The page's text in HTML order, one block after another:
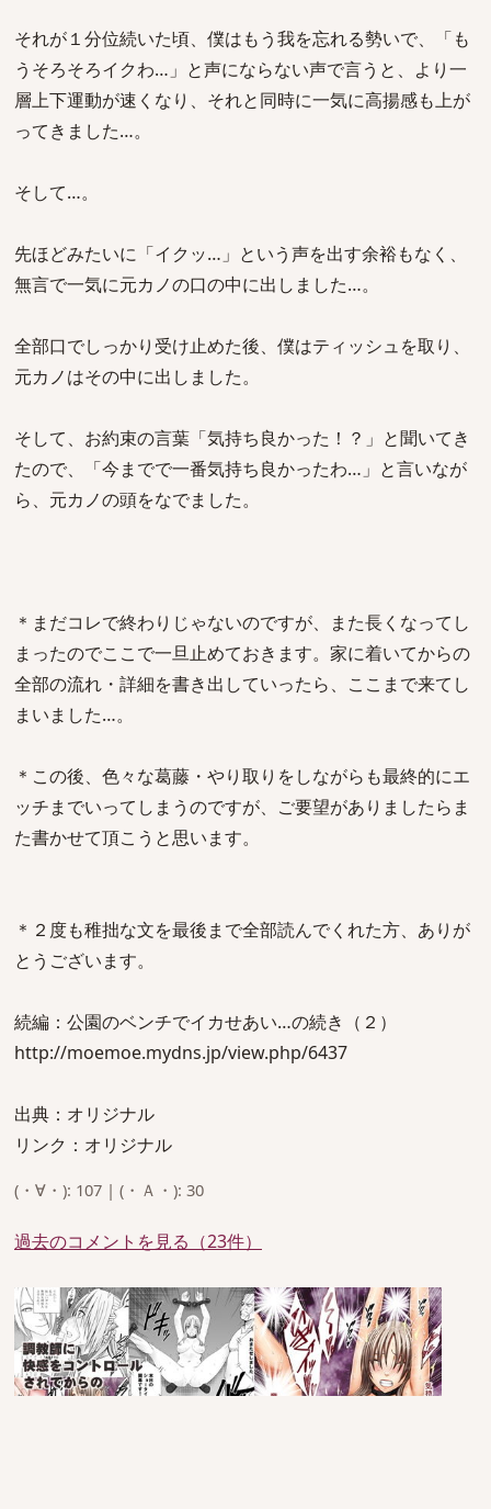
それが１分位続いた頃、僕はもう我を忘れる勢いで、「も
うそろそろイクわ…」と声にならない声で言うと、より一
層上下運動が速くなり、それと同時に一気に高揚感も上が
ってきました…。
そして…。
先ほどみたいに「イクッ…」という声を出す余裕もなく、
無言で一気に元カノの口の中に出しました…。
全部口でしっかり受け止めた後、僕はティッシュを取り、
元カノはその中に出しました。
そして、お約束の言葉「気持ち良かった！？」と聞いてき
たので、「今までで一番気持ち良かったわ…」と言いなが
ら、元カノの頭をなでました。
＊まだコレで終わりじゃないのですが、また長くなってし
まったのでここで一旦止めておきます。家に着いてからの
全部の流れ・詳細を書き出していったら、ここまで来てし
まいました…。
＊この後、色々な葛藤・やり取りをしながらも最終的にエ
ッチまでいってしまうのですが、ご要望がありましたらま
た書かせて頂こうと思います。
＊２度も稚拙な文を最後まで全部読んでくれた方、ありが
とうございます。
続編：公園のベンチでイカせあい…の続き（２）
http://moemoe.mydns.jp/view.php/6437
出典：オリジナル
リンク：オリジナル
(・∀・): 107 | (・Ａ・): 30
過去のコメントを見る（23件）